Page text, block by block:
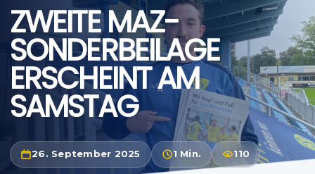
ZWEITE MAZ-
SONDERBEILAGE
ERSCHEINT AM
SAMSTAG
26. September 2025 1 Min. 110